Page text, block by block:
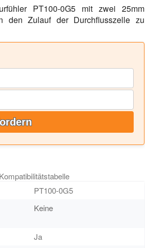
PT100-0G5 mit zwei 25mm
den Zulauf der Durchflusszelle zu
PT100-0G5
Keine
Ja